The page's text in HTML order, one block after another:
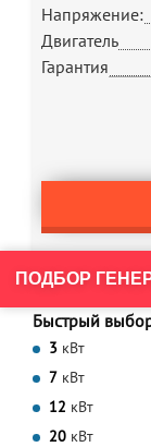
Напряжение:
Двигатель
Гарантия
Быстрый
3 кВт
7 кВт
12 кВт
20 кВт
ПОДБОР